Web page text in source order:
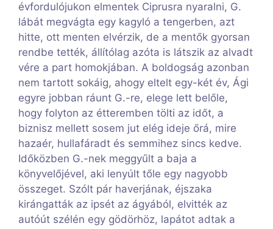
évfordulójukon elmentek Ciprusra nyaralni, G.
lábát megvágta egy kagyló a tengerben, azt
hitte, ott menten elvérzik, de a mentők gyorsan
rendbe tették, állítólag azóta is látszik az alvadt
vére a part homokjában. A boldogság azonban
nem tartott sokáig, ahogy eltelt egy-két év, Ági
egyre jobban ráunt G.-re, elege lett belőle,
hogy folyton az étteremben tölti az időt, a
biznisz mellett sosem jut elég ideje őrá, mire
hazaér, hullafáradt és semmihez sincs kedve.
Időközben G.-nek meggyűlt a baja a
könyvelőjével, aki lenyúlt tőle egy nagyobb
összeget. Szólt pár haverjának, éjszaka
kirángatták az ipsét az ágyából, elvitték az
autóút szélén egy gödörhöz, lapátot adtak a